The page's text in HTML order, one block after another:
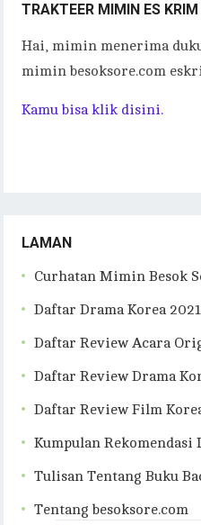
TRAKTEER MIMIN ES KRIM
Hai, mimin menerima
mimin besoksore.com
Kamu bisa klik disini.
LAMAN
Curhatan Mimin Besok
Daftar Drama Korea 2021
Daftar Review Acara
Daftar Review Drama
Daftar Review Film
Kumpulan Rekomendasi
Tulisan Tentang Buku
Tentang besoksore.com